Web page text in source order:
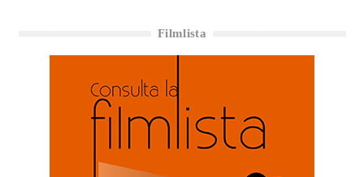
Filmlista